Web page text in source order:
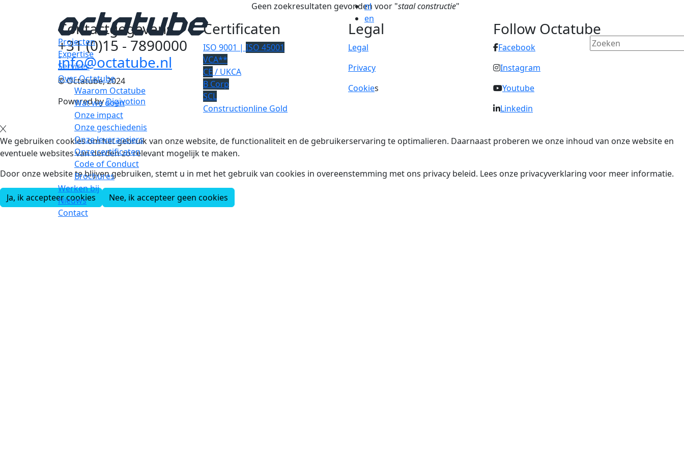
nl
en
Projecten
Expertise
Services
Over Octatube
Waarom Octatube
Wat we doen
Onze impact
Onze geschiedenis
Onze leveranciers
Onze certificaten
Code of Conduct
Brochures
Werken bij
Nieuws
Contact
Geen zoekresultaten gevonden voor "staal constructie"
Contactgegevens
+31 (0)15 - 7890000
info@octatube.nl
© Octatube, 2024
Powered byDigivotion
Certificaten
ISO 9001 | ISO 45001
VCA**
CE / UKCA
B Corp
SCL
Constructionline Gold
Legal
Legal
Privacy
Cookies
Follow Octatube
Facebook
Instagram
Youtube
Linkedin
We gebruiken cookies om het gebruik van onze website, de functionaliteit en de gebruikerservaring te optimalieren. Daarnaast proberen we onze inhoud van onze website en
eventuele websites van derden zo relevant mogelijk te maken.
Door onze website te blijven gebruiken, stemt u in met het gebruik van cookies in overeenstemming met ons privacy beleid. Lees onze privacyverklaring voor meer informatie.
Ja, ik accepteer cookies Nee, ik accepteer geen cookies